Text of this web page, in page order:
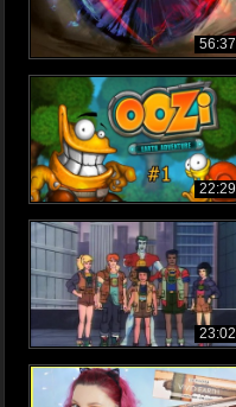
56:37
22:29
23:02